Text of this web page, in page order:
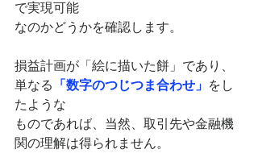
で実現可能
なのかどうかを確認します。
損益計画が「絵に描いた餅」であり、
単なる
「数字のつじつま合わせ」 をし
たような
ものであれば、当然、取引先や金融機
関の理解は得られません。